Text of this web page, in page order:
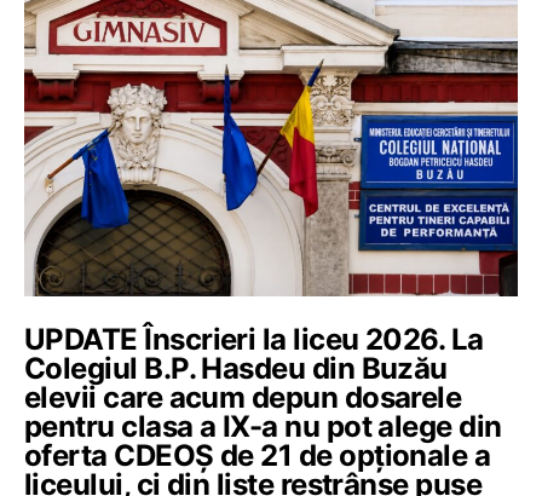
UPDATE Înscrieri la liceu 2026. La
Colegiul B.P. Hasdeu din Buzău
elevii care acum depun dosarele
pentru clasa a IX-a nu pot alege din
oferta CDEOȘ de 21 de opționale a
liceului, ci din liste restrânse puse